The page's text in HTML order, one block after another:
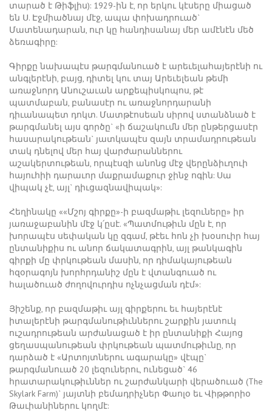
տարած է Թիֆլիս): 1929-ին է, որ երկու կէսերը միացած
են Ս. Էջմիածնայ մէջ, ապա փոխադրուած`
Մատենադարան, ուր կը հանդիսանայ մեր ամէնէն մեծ
ձեռագիրը:
Գիրքը նախապէս թարգմանուած է արեւելահայերէնի ու
անգլերէնի, բայց, դիտել կու տայ Արեւելեան թեմի
առաջնորդ Անուշաւան արքեպիսկոպոս, թէ
պատմաբան, բանասէր ու առաջնորդարանի
դիւանապետ դոկտ. Մատթէոսեան սիրով ստանձնած է
թարգմանել այս գործը` «ի ճաշակումն մեր ընթերցասէր
հասարակութեան` յատկապէս զայն տրամադրութեան
տակ դնելով մեր հայ վարժարաններու
աշակերտութեան, որպէսզի անոնց մէջ վերընձիւղուի
հայուհիի դարաւոր մաքրամաքուր ջինջ ոգին: Սա
վիպակ չէ, այլ` դիւցազնավիպակ»:
Հեղինակը ««Մշոյ գիրքը»-ի բազմաթիւ լեզուները» իր
յառաջաբանին մէջ կ՛ըսէ. «Պատմութիւն մըն է, որ
խորապէս սեփական կը զգամ, թէեւ հոն չի խօսուիր հայ
ընտանիքիս ու անոր ճակատագրին, այլ թանկագին
գիրքի մը փրկութեան մասին, որ դիմակայութեան
հզօրագոյն խորհրդանիշ մըն է վտանգուած ու
հալածուած ժողովուրդիս ոչնչացման դէմ»:
Յիշենք, որ բազմաթիւ այլ գիրքերու եւ հայերէնէ
իտալերէնի թարգմանութիւններու շարքին յատուկ
ուշադրութեան արժանացած է իր ընտանիքի Հայոց
ցեղասպանութեան փրկութեան պատմութիւնը, որ
դարձած է «Արտոյտներու ագարակը» վէպը`
թարգմանուած 20 լեզուներու, ունեցած` 46
հրատարակութիւններ ու շարժանկարի վերածուած (The
Skylark Farm)` յայտնի բեմադրիչներ Փաոլօ եւ Վիթթորիօ
Թաւիանիներու կողմէ: